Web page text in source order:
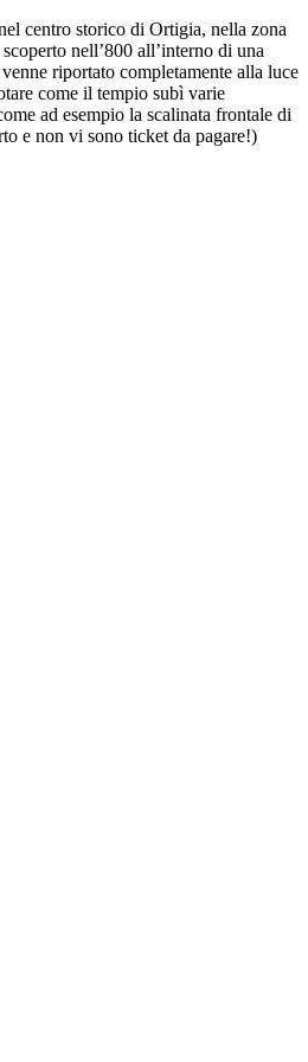
centro storico di Ortigia, nella zona
nell’800 all’interno di una
riportato completamente alla luce
come il tempio subì varie
ad esempio la scalinata frontale di
e non vi sono ticket da pagare!)